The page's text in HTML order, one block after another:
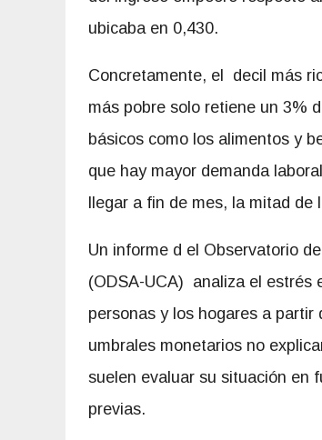
ubicaba en 0,430.
Concretamente, el decil más
más pobre solo retiene un 3%
básicos como los alimentos y
que hay mayor demanda
llegar a fin de mes, la mitad
Un informe d el Observatorio
(ODSA-UCA) analiza el estrés
personas y los hogares a
umbrales monetarios no
suelen evaluar su situación en
previas.